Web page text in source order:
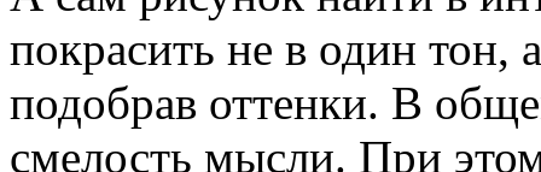
покрасить не в один тон,
подобрав оттенки. В
смелость мысли. При